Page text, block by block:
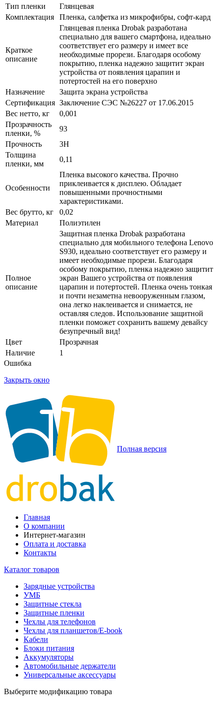
Тип пленки
Глянцевая
Комплектация
Пленка, салфетка из микрофибры, софт-кард
Краткое
описание
Глянцевая пленка Drobak разработана
специально для вашего смартфона, идеально
соответствует его размеру и имеет все
необходимые прорези. Благодаря особому
покрытию, пленка надежно защитит экран
устройства от появления царапин и
потертостей на его поверхно
Назначение
Защита экрана устройства
Сертификация Заключение СЭС №26227 от 17.06.2015
Вес нетто, кг
0,001
Прозрачность
пленки, %
93
Прочность
3H
Толщина
пленки, мм
0,11
Особенности
Пленка высокого качества. Прочно
приклеивается к дисплею. Обладает
повышенными прочностными
характеристиками.
Вес брутто, кг
0,02
Материал
Полиэтилен
Полное
описание
Защитная пленка Drobak разработана
специально для мобильного телефона Lenovo
S930, идеально соответствует его размеру и
имеет необходимые прорези. Благодаря
особому покрытию, пленка надежно защитит
экран Вашего устройства от появления
царапин и потертостей. Пленка очень тонкая
и почти незаметна невооруженным глазом,
она легко наклеивается и снимается, не
оставляя следов. Использование защитной
пленки поможет сохранить вашему девайсу
безупречный вид!
Цвет
Прозрачная
Наличие
1
Ошибка
Закрыть окно
Полная версия
Главная
О компании
Интернет-магазин
Оплата и доставка
Контакты
Каталог товаров
Зарядные устройства
УМБ
Защитные стекла
Защитные пленки
Чехлы для телефонов
Чехлы для планшетов/E-book
Кабели
Блоки питания
Аккумуляторы
Автомобильные держатели
Универсальные аксессуары
Выберите модификацию товара